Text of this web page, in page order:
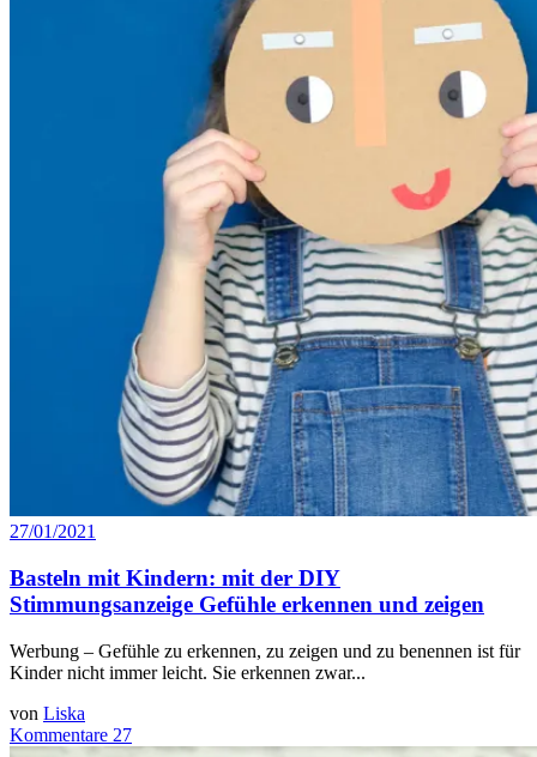
27/01/2021
Basteln mit Kindern: mit der DIY
Stimmungsanzeige Gefühle erkennen und zeigen
Werbung – Gefühle zu erkennen, zu zeigen und zu benennen ist für
Kinder nicht immer leicht. Sie erkennen zwar...
von Liska
Kommentare 27